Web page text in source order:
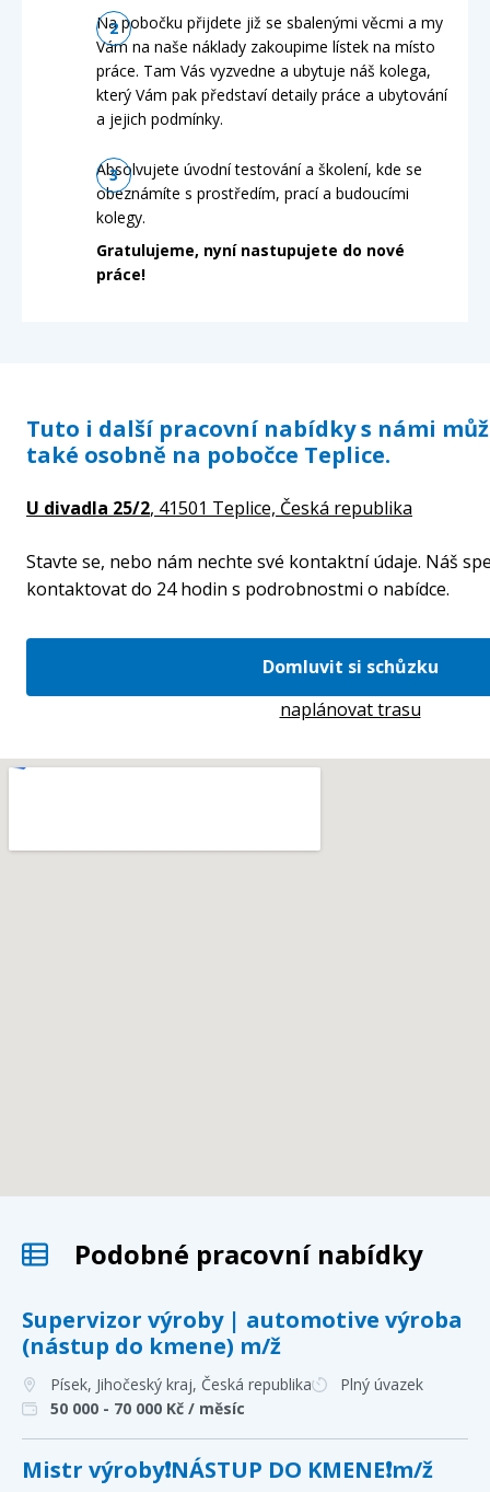
Na pobočku přijdete již se sbalenými věcmi a my
Vám na naše náklady zakoupime lístek na místo
práce. Tam Vás vyzvedne a ubytuje náš kolega,
který Vám pak představí detaily práce a ubytování
a jejich podmínky.
Absolvujete úvodní testování a školení, kde se
obeznámíte s prostředím, prací a budoucími
kolegy.
Gratulujeme, nyní nastupujete do nové
práce!
Tuto i další pracovní nabídky s námi
také osobně na pobočce Teplice.
U divadla 25/2, 41501 Teplice, Česká republika
Stavte se, nebo nám nechte své kontaktní údaje. Náš
kontaktovat do 24 hodin s podrobnostmi o nabídce.
Domluvit si schůzku
naplánovat trasu
Podobné pracovní nabídky
Supervizor výroby | automotive výroba
(nástup do kmene) m/ž
Písek, Jihočeský kraj, Česká republika
Plný úvazek
50 000 - 70 000 Kč / měsíc
Mistr výroby❗NÁSTUP DO KMENE❗m/ž